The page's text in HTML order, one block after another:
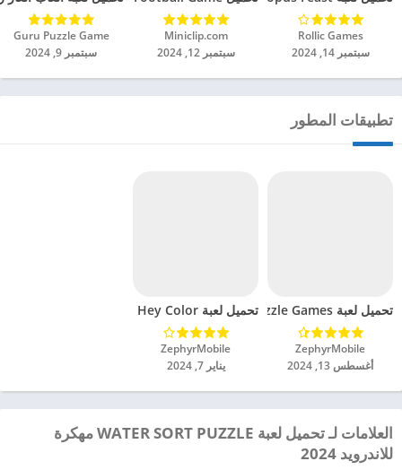
Rollic Games‏
سبتمبر 14, 2024
Miniclip.com‏
سبتمبر 12, 2024
Guru Puzzle Game‏
سبتمبر 9, 2024
تطبيقات المطور
تحميل لعبة Color Sort Puzzle Games مهكرة للاندرويد 2024
ZephyrMobile‏
أغسطس 13, 2024
تحميل لعبة Hey Color مهكرة للاندرويد 2024
ZephyrMobile‏
يناير 7, 2024
العلامات لـ تحميل لعبة WATER SORT PUZZLE مهكرة
للاندرويد 2024